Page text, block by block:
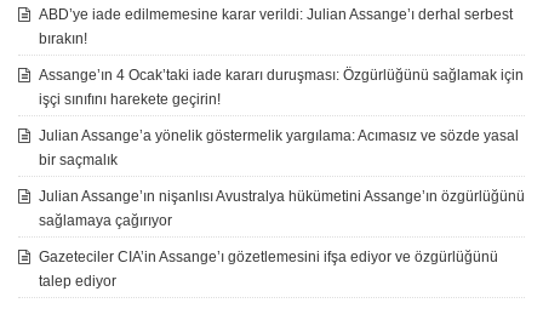
ABD’ye iade edilmemesine karar verildi: Julian Assange’ı derhal serbest
bırakın!
Assange’ın 4 Ocak’taki iade kararı duruşması: Özgürlüğünü sağlamak için
işçi sınıfını harekete geçirin!
Julian Assange’a yönelik göstermelik yargılama: Acımasız ve sözde yasal
bir saçmalık
Julian Assange’ın nişanlısı Avustralya hükümetini Assange’ın özgürlüğünü
sağlamaya çağırıyor
Gazeteciler CIA’in Assange’ı gözetlemesini ifşa ediyor ve özgürlüğünü
talep ediyor